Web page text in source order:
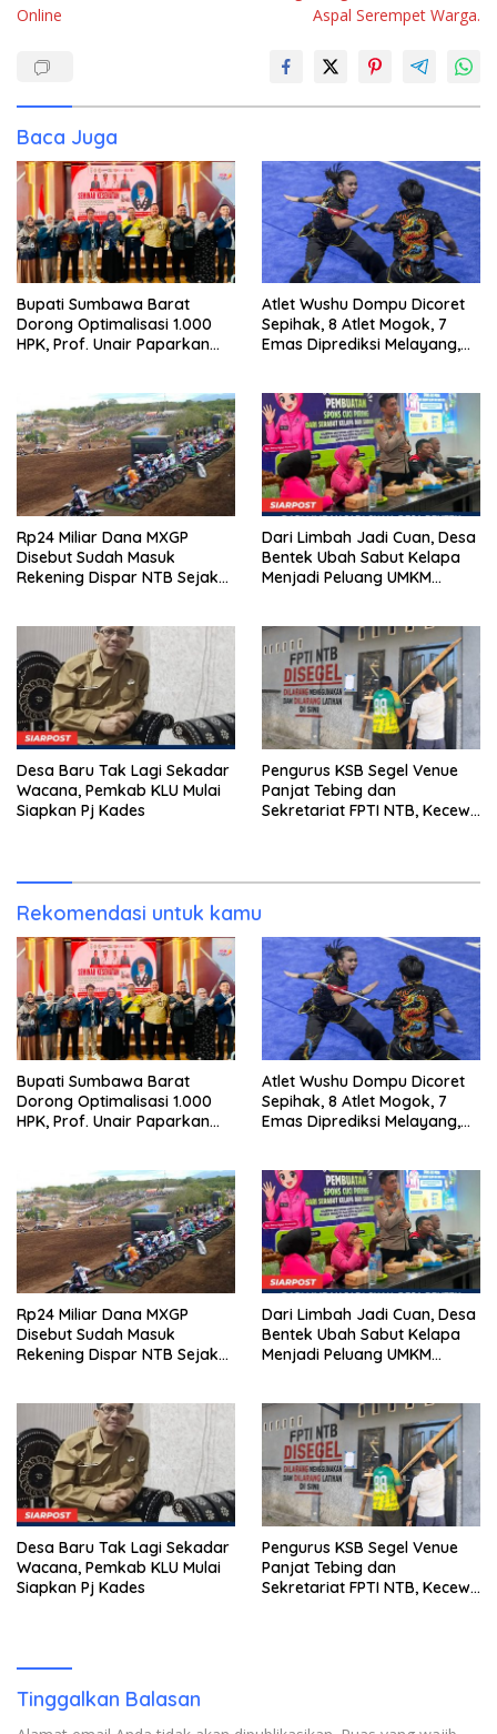
Online
Aspal Serempet Warga.
Baca Juga
Bupati Sumbawa Barat
Dorong Optimalisasi 1.000
HPK, Prof. Unair Paparkan
Atlet Wushu Dompu Dicoret
Sepihak, 8 Atlet Mogok, 7
Emas Diprediksi Melayang,
Rp24 Miliar Dana MXGP
Disebut Sudah Masuk
Rekening Dispar NTB Sejak
Dari Limbah Jadi Cuan, Desa
Bentek Ubah Sabut Kelapa
Menjadi Peluang UMKM
Desa Baru Tak Lagi Sekadar
Wacana, Pemkab KLU Mulai
Siapkan Pj Kades
Pengurus KSB Segel Venue
Panjat Tebing dan
Sekretariat FPTI NTB, Kecewa
Rekomendasi untuk kamu
Bupati Sumbawa Barat
Dorong Optimalisasi 1.000
HPK, Prof. Unair Paparkan
Atlet Wushu Dompu Dicoret
Sepihak, 8 Atlet Mogok, 7
Emas Diprediksi Melayang,
Rp24 Miliar Dana MXGP
Disebut Sudah Masuk
Rekening Dispar NTB Sejak
Dari Limbah Jadi Cuan, Desa
Bentek Ubah Sabut Kelapa
Menjadi Peluang UMKM
Desa Baru Tak Lagi Sekadar
Wacana, Pemkab KLU Mulai
Siapkan Pj Kades
Pengurus KSB Segel Venue
Panjat Tebing dan
Sekretariat FPTI NTB, Kecewa
Tinggalkan Balasan